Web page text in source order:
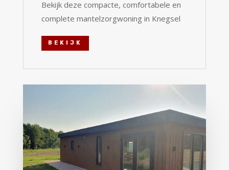
Bekijk deze compacte, comfortabele en
complete mantelzorgwoning in Knegsel
BEKIJK